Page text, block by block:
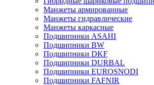
Манжеты армированные
Манжеты гидравлические
Манжеты каркасные
Подшипники ASAHI
Подшипники BW
Подшипники DKF
Подшипники DURBAL
Подшипники EUROSNODI
Подшипники FAFNIR